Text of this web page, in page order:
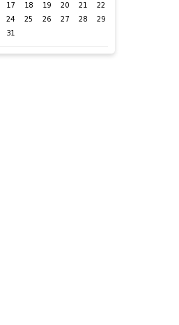
17 18 19 20 21
22
24 25 26 27 28
29
31